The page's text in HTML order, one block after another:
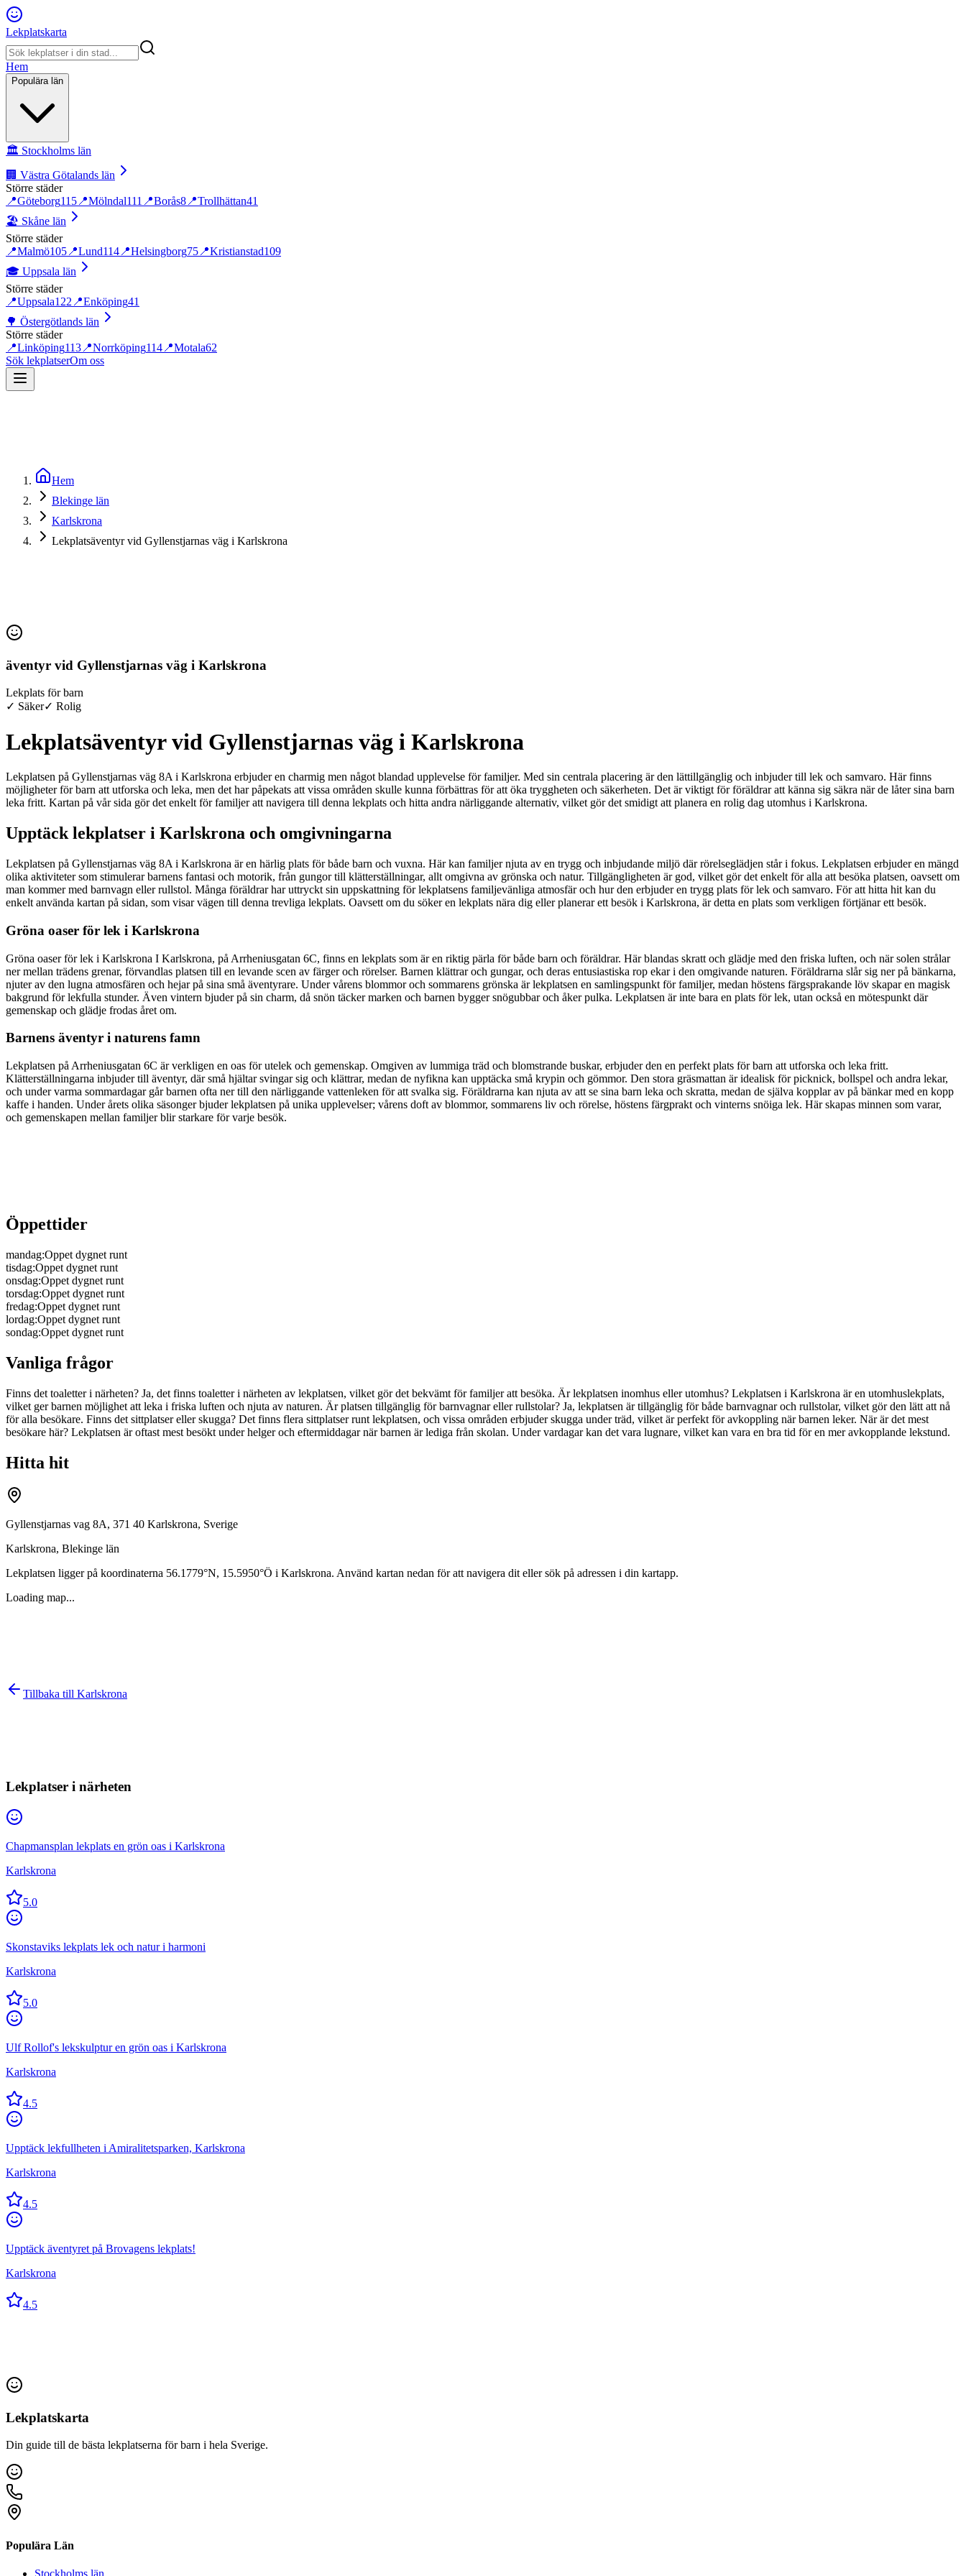
Lekplatskarta
Hem
Populära län
🏛️ Stockholms län
🏢 Västra Götalands län
Större städer
📍Göteborg115 📍Mölndal111 📍Borås8 📍Trollhättan41
🏖️ Skåne län
Större städer
📍Malmö105 📍Lund114 📍Helsingborg75 📍Kristianstad109
🎓 Uppsala län
Större städer
📍Uppsala122 📍Enköping41
🌳 Östergötlands län
Större städer
📍Linköping113 📍Norrköping114 📍Motala62
Sök lekplatserOm oss
Hem
Blekinge län
Karlskrona
Lekplatsäventyr vid Gyllenstjarnas väg i Karlskrona
äventyr vid Gyllenstjarnas väg i Karlskrona
Lekplats för barn
✓ Säker✓ Rolig
Lekplatsäventyr vid Gyllenstjarnas väg i Karlskrona
Lekplatsen på Gyllenstjarnas väg 8A i Karlskrona erbjuder en charmig men något blandad upplevelse för familjer. Med sin centrala placering är den lättillgänglig och inbjuder till lek och samvaro. Här finns
möjligheter för barn att utforska och leka, men det har påpekats att vissa områden skulle kunna förbättras för att öka tryggheten och säkerheten. Det är viktigt för föräldrar att känna sig säkra när de låter sina barn
leka fritt. Kartan på vår sida gör det enkelt för familjer att navigera till denna lekplats och hitta andra närliggande alternativ, vilket gör det smidigt att planera en rolig dag utomhus i Karlskrona.
Upptäck lekplatser i Karlskrona och omgivningarna
Lekplatsen på Gyllenstjarnas väg 8A i Karlskrona är en härlig plats för både barn och vuxna. Här kan familjer njuta av en trygg och inbjudande miljö där rörelseglädjen står i fokus. Lekplatsen erbjuder en mängd
olika aktiviteter som stimulerar barnens fantasi och motorik, från gungor till klätterställningar, allt omgivna av grönska och natur. Tillgängligheten är god, vilket gör det enkelt för alla att besöka platsen, oavsett om
man kommer med barnvagn eller rullstol. Många föräldrar har uttryckt sin uppskattning för lekplatsens familjevänliga atmosfär och hur den erbjuder en trygg plats för lek och samvaro. För att hitta hit kan du
enkelt använda kartan på sidan, som visar vägen till denna trevliga lekplats. Oavsett om du söker en lekplats nära dig eller planerar ett besök i Karlskrona, är detta en plats som verkligen förtjänar ett besök.
Gröna oaser för lek i Karlskrona
Gröna oaser för lek i Karlskrona I Karlskrona, på Arrheniusgatan 6C, finns en lekplats som är en riktig pärla för både barn och föräldrar. Här blandas skratt och glädje med den friska luften, och när solen strålar
ner mellan trädens grenar, förvandlas platsen till en levande scen av färger och rörelser. Barnen klättrar och gungar, och deras entusiastiska rop ekar i den omgivande naturen. Föräldrarna slår sig ner på bänkarna,
njuter av den lugna atmosfären och hejar på sina små äventyrare. Under vårens blommor och sommarens grönska är lekplatsen en samlingspunkt för familjer, medan höstens färgsprakande löv skapar en magisk
bakgrund för lekfulla stunder. Även vintern bjuder på sin charm, då snön täcker marken och barnen bygger snögubbar och åker pulka. Lekplatsen är inte bara en plats för lek, utan också en mötespunkt där
gemenskap och glädje frodas året om.
Barnens äventyr i naturens famn
Lekplatsen på Arrheniusgatan 6C är verkligen en oas för utelek och gemenskap. Omgiven av lummiga träd och blomstrande buskar, erbjuder den en perfekt plats för barn att utforska och leka fritt.
Klätterställningarna inbjuder till äventyr, där små hjältar svingar sig och klättrar, medan de nyfikna kan upptäcka små krypin och gömmor. Den stora gräsmattan är idealisk för picknick, bollspel och andra lekar,
och under varma sommardagar går barnen ofta ner till den närliggande vattenleken för att svalka sig. Föräldrarna kan njuta av att se sina barn leka och skratta, medan de själva kopplar av på bänkar med en kopp
kaffe i handen. Under årets olika säsonger bjuder lekplatsen på unika upplevelser; vårens doft av blommor, sommarens liv och rörelse, höstens färgprakt och vinterns snöiga lek. Här skapas minnen som varar,
och gemenskapen mellan familjer blir starkare för varje besök.
Öppettider
mandag:Oppet dygnet runt
tisdag:Oppet dygnet runt
onsdag:Oppet dygnet runt
torsdag:Oppet dygnet runt
fredag:Oppet dygnet runt
lordag:Oppet dygnet runt
sondag:Oppet dygnet runt
Vanliga frågor
Finns det toaletter i närheten? Ja, det finns toaletter i närheten av lekplatsen, vilket gör det bekvämt för familjer att besöka. Är lekplatsen inomhus eller utomhus? Lekplatsen i Karlskrona är en utomhuslekplats,
vilket ger barnen möjlighet att leka i friska luften och njuta av naturen. Är platsen tillgänglig för barnvagnar eller rullstolar? Ja, lekplatsen är tillgänglig för både barnvagnar och rullstolar, vilket gör den lätt att nå
för alla besökare. Finns det sittplatser eller skugga? Det finns flera sittplatser runt lekplatsen, och vissa områden erbjuder skugga under träd, vilket är perfekt för avkoppling när barnen leker. När är det mest
besökare här? Lekplatsen är oftast mest besökt under helger och eftermiddagar när barnen är lediga från skolan. Under vardagar kan det vara lugnare, vilket kan vara en bra tid för en mer avkopplande lekstund.
Hitta hit
Gyllenstjarnas vag 8A, 371 40 Karlskrona, Sverige
Karlskrona, Blekinge län
Lekplatsen ligger på koordinaterna 56.1779°N, 15.5950°Ö i Karlskrona. Använd kartan nedan för att navigera dit eller sök på adressen i din kartapp.
Loading map...
Tillbaka till Karlskrona
Lekplatser i närheten
Chapmansplan lekplats en grön oas i Karlskrona
Karlskrona
5.0
Skonstaviks lekplats lek och natur i harmoni
Karlskrona
5.0
Ulf Rollof's lekskulptur en grön oas i Karlskrona
Karlskrona
4.5
Upptäck lekfullheten i Amiralitetsparken, Karlskrona
Karlskrona
4.5
Upptäck äventyret på Brovagens lekplats!
Karlskrona
4.5
Lekplatskarta
Din guide till de bästa lekplatserna för barn i hela Sverige.
Populära Län
Stockholms län